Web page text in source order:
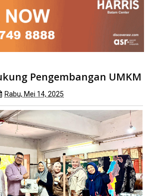
Dukung Pengembangan UMKM
Pengembangan UMKM
Rabu, Mei 14, 2025